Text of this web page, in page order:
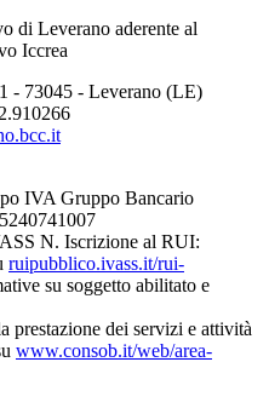
di Leverano aderente al
Iccrea
- 73045 - Leverano (LE)
IVA Gruppo Bancario
N. Iscrizione al RUI:
ruipubblico.ivass.it/rui-
su soggetto abilitato e
prestazione dei servizi e attività
www.consob.it/web/area-